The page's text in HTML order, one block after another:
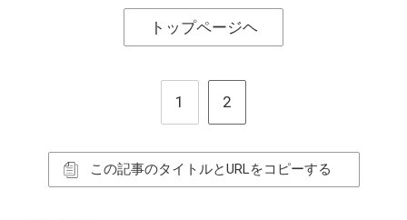
トップページヘ
1 2
この記事のタイトルとURLをコピーする